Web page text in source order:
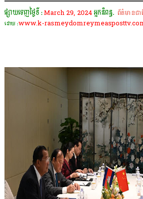
ផ្សាយចេញថ្ងៃទី :March 29, 2024អ្នកនិពន្ធ. ព័ត៌មានជ
ដោយ :www.k-